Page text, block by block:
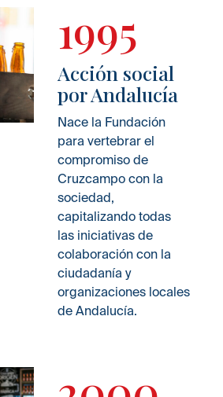
1995
Acción social
por Andalucía
Nace la Fundación
para vertebrar el
compromiso de
Cruzcampo con la
sociedad,
capitalizando todas
las iniciativas de
colaboración con la
ciudadanía y
organizaciones locales
de Andalucía.